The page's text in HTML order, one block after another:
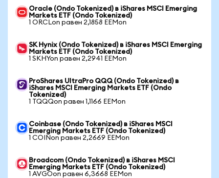
Oracle (Ondo Tokenized) в iShares MSCI Emerging
Markets ETF (Ondo Tokenized)
1 ORCLon равен 2,1858 EEMon
SK Hynix (Ondo Tokenized) в iShares MSCI Emerging
Markets ETF (Ondo Tokenized)
1 SKHYon равен 2,2941 EEMon
ProShares UltraPro QQQ (Ondo Tokenized) в
iShares MSCI Emerging Markets ETF (Ondo
Tokenized)
1 TQQQon равен 1,1166 EEMon
Coinbase (Ondo Tokenized) в iShares MSCI
Emerging Markets ETF (Ondo Tokenized)
1 COINon равен 2,2669 EEMon
Broadcom (Ondo Tokenized) в iShares MSCI
Emerging Markets ETF (Ondo Tokenized)
1 AVGOon равен 6,3668 EEMon